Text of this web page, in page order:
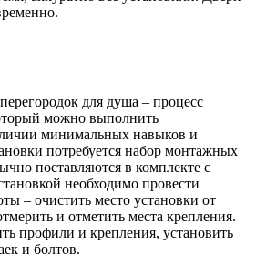
для душа – процесс
можно выполнить
минимальных навыков и
потребуется набор монтажных
поставляются в комплекте с
необходимо провести
– очистить место установки от
и отметить места крепления.
профили и крепления, установить
и болтов.